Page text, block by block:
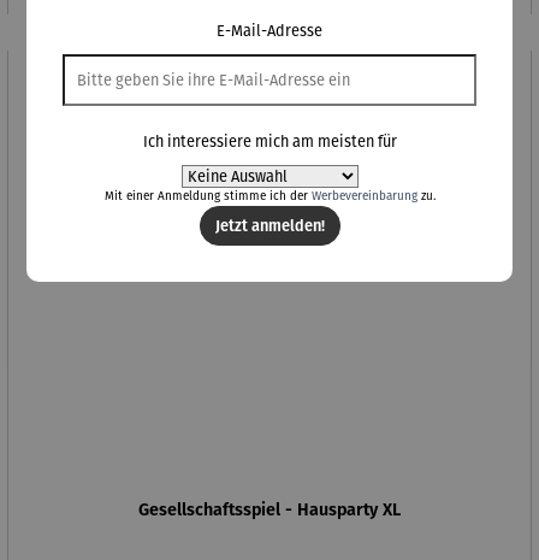
Gesellschaftsspiel - Hausparty XL
E-Mail-Adresse
Ich interessiere mich am meisten für
Mit einer Anmeldung stimme ich der Werbevereinbarungzu.
Jetzt anmelden!